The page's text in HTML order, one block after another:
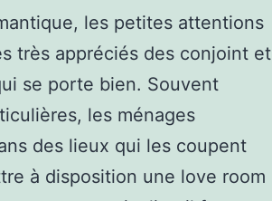
les petites attentions
très appréciés des conjoint et
se porte bien. Souvent
les ménages
des lieux qui les coupent
à disposition une love room